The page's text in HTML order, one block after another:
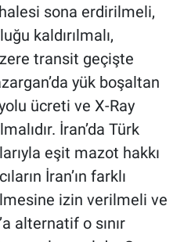
sona erdirilmeli,
kaldırılmalı,
transit geçişte
yük boşaltan
ücreti ve X-Ray
İran’da Türk
eşit mazot hakkı
İran’ın farklı
izin verilmeli ve
alternatif o sınır